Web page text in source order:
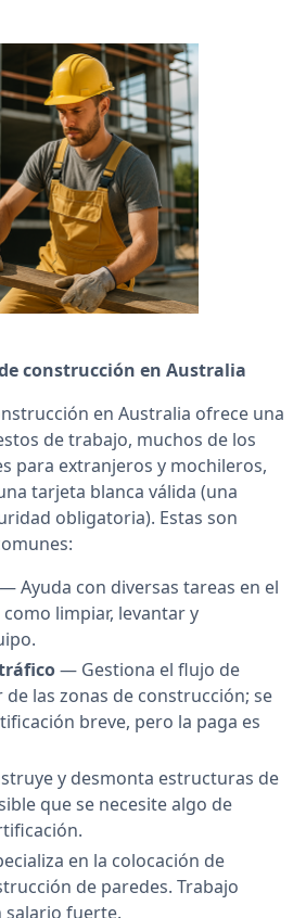
construcción en Australia
en Australia ofrece una
de trabajo, muchos de los
para extranjeros y mochileros,
tarjeta blanca válida (una
obligatoria). Estas son
— Ayuda con diversas tareas en el
limpiar, levantar y
— Gestiona el flujo de
las zonas de construcción; se
breve, pero la paga es
y desmonta estructuras de
que se necesite algo de
en la colocación de
de paredes. Trabajo
salario fuerte.